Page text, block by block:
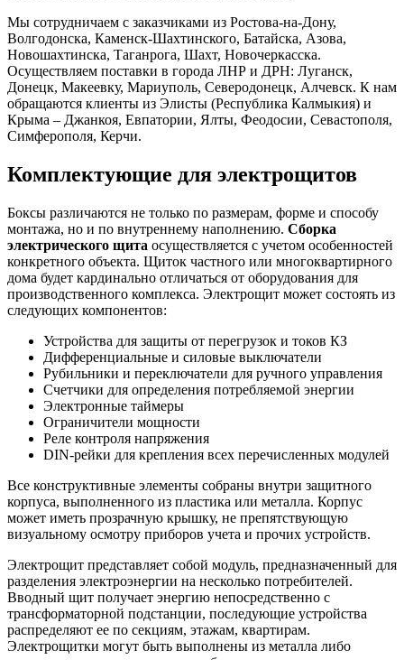
Мы сотрудничаем с заказчиками из Ростова-на-Дону,
Волгодонска, Каменск-Шахтинского, Батайска, Азова,
Новошахтинска, Таганрога, Шахт, Новочеркасска.
Осуществляем поставки в города ЛНР и ДРН: Луганск,
Донецк, Макеевку, Мариуполь, Северодонецк, Алчевск. К нам
обращаются клиенты из Элисты (Республика Калмыкия) и
Крыма – Джанкоя, Евпатории, Ялты, Феодосии, Севастополя,
Симферополя, Керчи.
Комплектующие для электрощитов
Боксы различаются не только по размерам, форме и способу
монтажа, но и по внутреннему наполнению. Сборка
электрического щита осуществляется с учетом особенностей
конкретного объекта. Щиток частного или многоквартирного
дома будет кардинально отличаться от оборудования для
производственного комплекса. Электрощит может состоять из
следующих компонентов:
Устройства для защиты от перегрузок и токов КЗ
Дифференциальные и силовые выключатели
Рубильники и переключатели для ручного управления
Счетчики для определения потребляемой энергии
Электронные таймеры
Ограничители мощности
Реле контроля напряжения
DIN-рейки для крепления всех перечисленных модулей
Все конструктивные элементы собраны внутри защитного
корпуса, выполненного из пластика или металла. Корпус
может иметь прозрачную крышку, не препятствующую
визуальному осмотру приборов учета и прочих устройств.
Электрощит представляет собой модуль, предназначенный для
разделения электроэнергии на несколько потребителей.
Вводный щит получает энергию непосредственно с
трансформаторной подстанции, последующие устройства
распределяют ее по секциям, этажам, квартирам.
Электрощитки могут быть выполнены из металла либо